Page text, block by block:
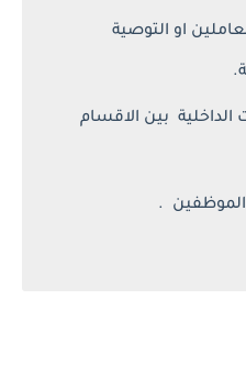
او التوصية
الداخلية بين الاقسام
الموظفين .